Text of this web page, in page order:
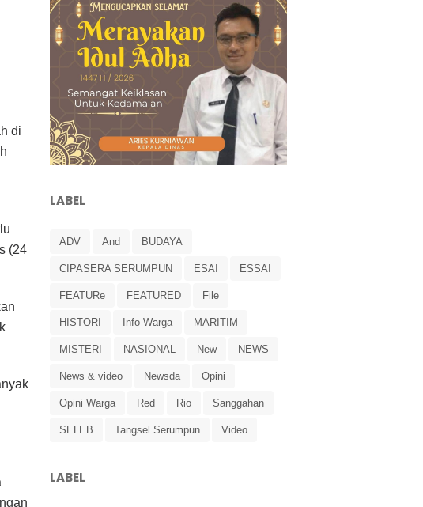
di
(24
LABEL
ADV And BUDAYA
CIPASERA SERUMPUN ESAI ESSAI
FEATURe FEATURED File
HISTORI Info Warga MARITIM
MISTERI NASIONAL New NEWS
News & video Newsda Opini
Opini Warga Red Rio Sanggahan
SELEB Tangsel Serumpun Video
LABEL